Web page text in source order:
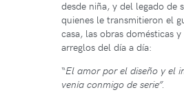
desde niña, y del legado de
quienes le transmitieron el
casa, las obras domésticas
arreglos del día a día:
“El amor por el diseño y el
venía conmigo de serie”.